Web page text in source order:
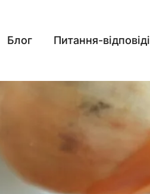
Блог Питання-відповіді